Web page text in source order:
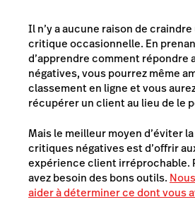
Il n’y a aucune raison de
critique occasionnelle. En
d’apprendre comment répondre
négatives, vous pourrez même
classement en ligne et vous
récupérer un client au lieu de le
Mais le meilleur moyen d’éviter
critiques négatives est d’offrir
expérience client irréprochable.
avez besoin des bons outils.
aider à déterminer ce dont vous